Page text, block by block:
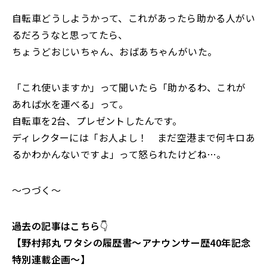
自転車どうしようかって、これがあったら助かる人がい
るだろうなと思ってたら、
ちょうどおじいちゃん、おばあちゃんがいた。
「これ使いますか」って聞いたら「助かるわ、これが
あれば水を運べる」って。
自転車を2台、プレゼントしたんです。
ディレクターには「お人よし！ まだ空港まで何キロあ
るかわかんないですよ」って怒られたけどね…。
～つづく～
過去の記事はこちら👇
【野村邦丸 ワタシの履歴書～アナウンサー歴40年記念
特別連載企画～】